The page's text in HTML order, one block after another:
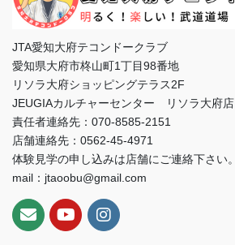
JTA愛知大府テコンドークラブ
愛知県大府市柊山町1丁目98番地
リソラ大府ショッピングテラス2F
JEUGIAカルチャーセンター リソラ大府店
責任者連絡先：070-8585-2151
店舗連絡先：0562-45-4971
体験見学の申し込みは店舗にご連絡下さい。
mail：jtaoobu@gmail.com